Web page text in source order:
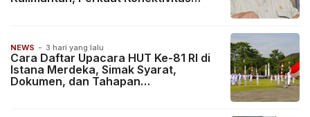
NEWS - 3 hari yang lalu
Cara Daftar Upacara HUT Ke-81 RI di
Istana Merdeka, Simak Syarat,
Dokumen, dan Tahapan